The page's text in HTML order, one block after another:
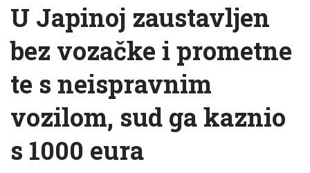
U Japinoj zaustavljen
bez vozačke i prometne
te s neispravnim
vozilom, sud ga kaznio
s 1000 eura